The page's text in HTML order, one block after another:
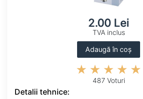
2.00 Lei
TVA inclus
Adaugă în coș
487 Voturi
Detalii tehnice: